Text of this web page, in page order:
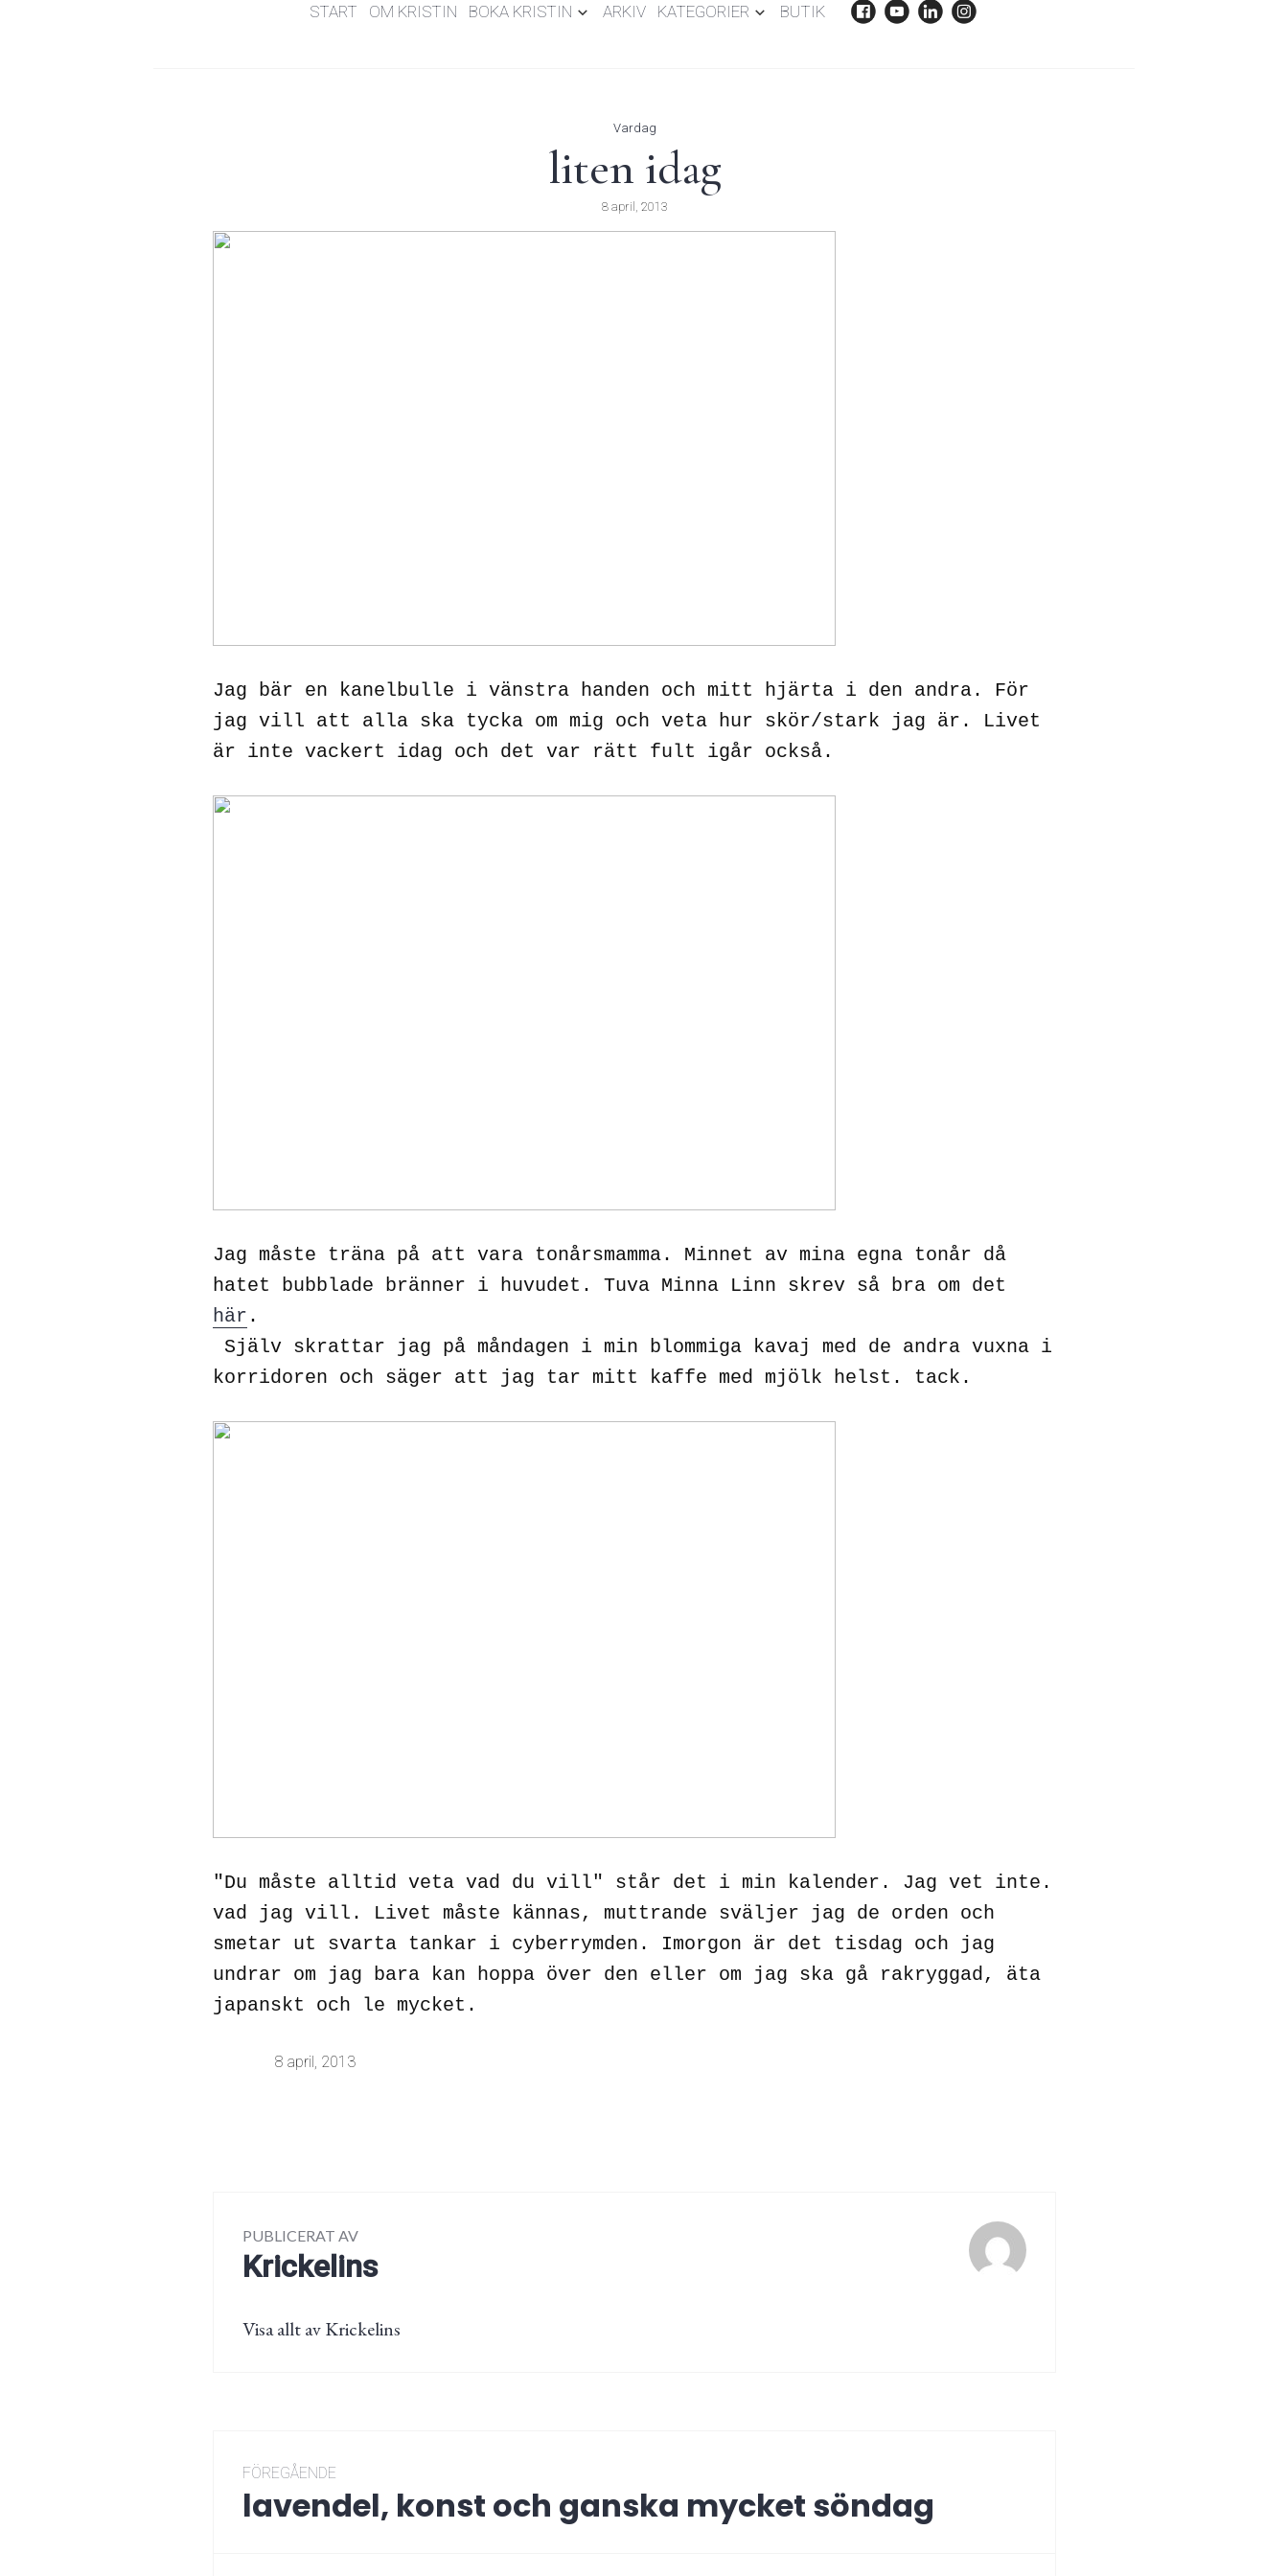
START OM KRISTIN BOKA KRISTIN ARKIV KATEGORIER BUTIK
Vardag
liten idag
8 april, 2013
Jag bär en kanelbulle i vänstra handen och mitt hjärta i den andra. För
jag vill att alla ska tycka om mig och veta hur skör/stark jag är. Livet
är inte vackert idag och det var rätt fult igår också.
Jag måste träna på att vara tonårsmamma. Minnet av mina egna tonår då
hatet bubblade bränner i huvudet. Tuva Minna Linn skrev så bra om det
här .
Själv skrattar jag på måndagen i min blommiga kavaj med de andra vuxna i
korridoren och säger att jag tar mitt kaffe med mjölk helst. tack.
"Du måste alltid veta vad du vill" står det i min kalender. Jag vet inte.
vad jag vill. Livet måste kännas, muttrande sväljer jag de orden och
smetar ut svarta tankar i cyberrymden. Imorgon är det tisdag och jag
undrar om jag bara kan hoppa över den eller om jag ska gå rakryggad, äta
japanskt och le mycket.
8 april, 2013
PUBLICERAT AV
Krickelins
Visa allt av Krickelins
Inläggsnavigering
FÖREGÅENDE
Föregående
lavendel, konst och ganska mycket söndag